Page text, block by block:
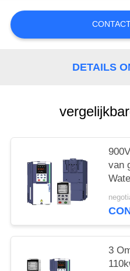
DETAILS
van
3